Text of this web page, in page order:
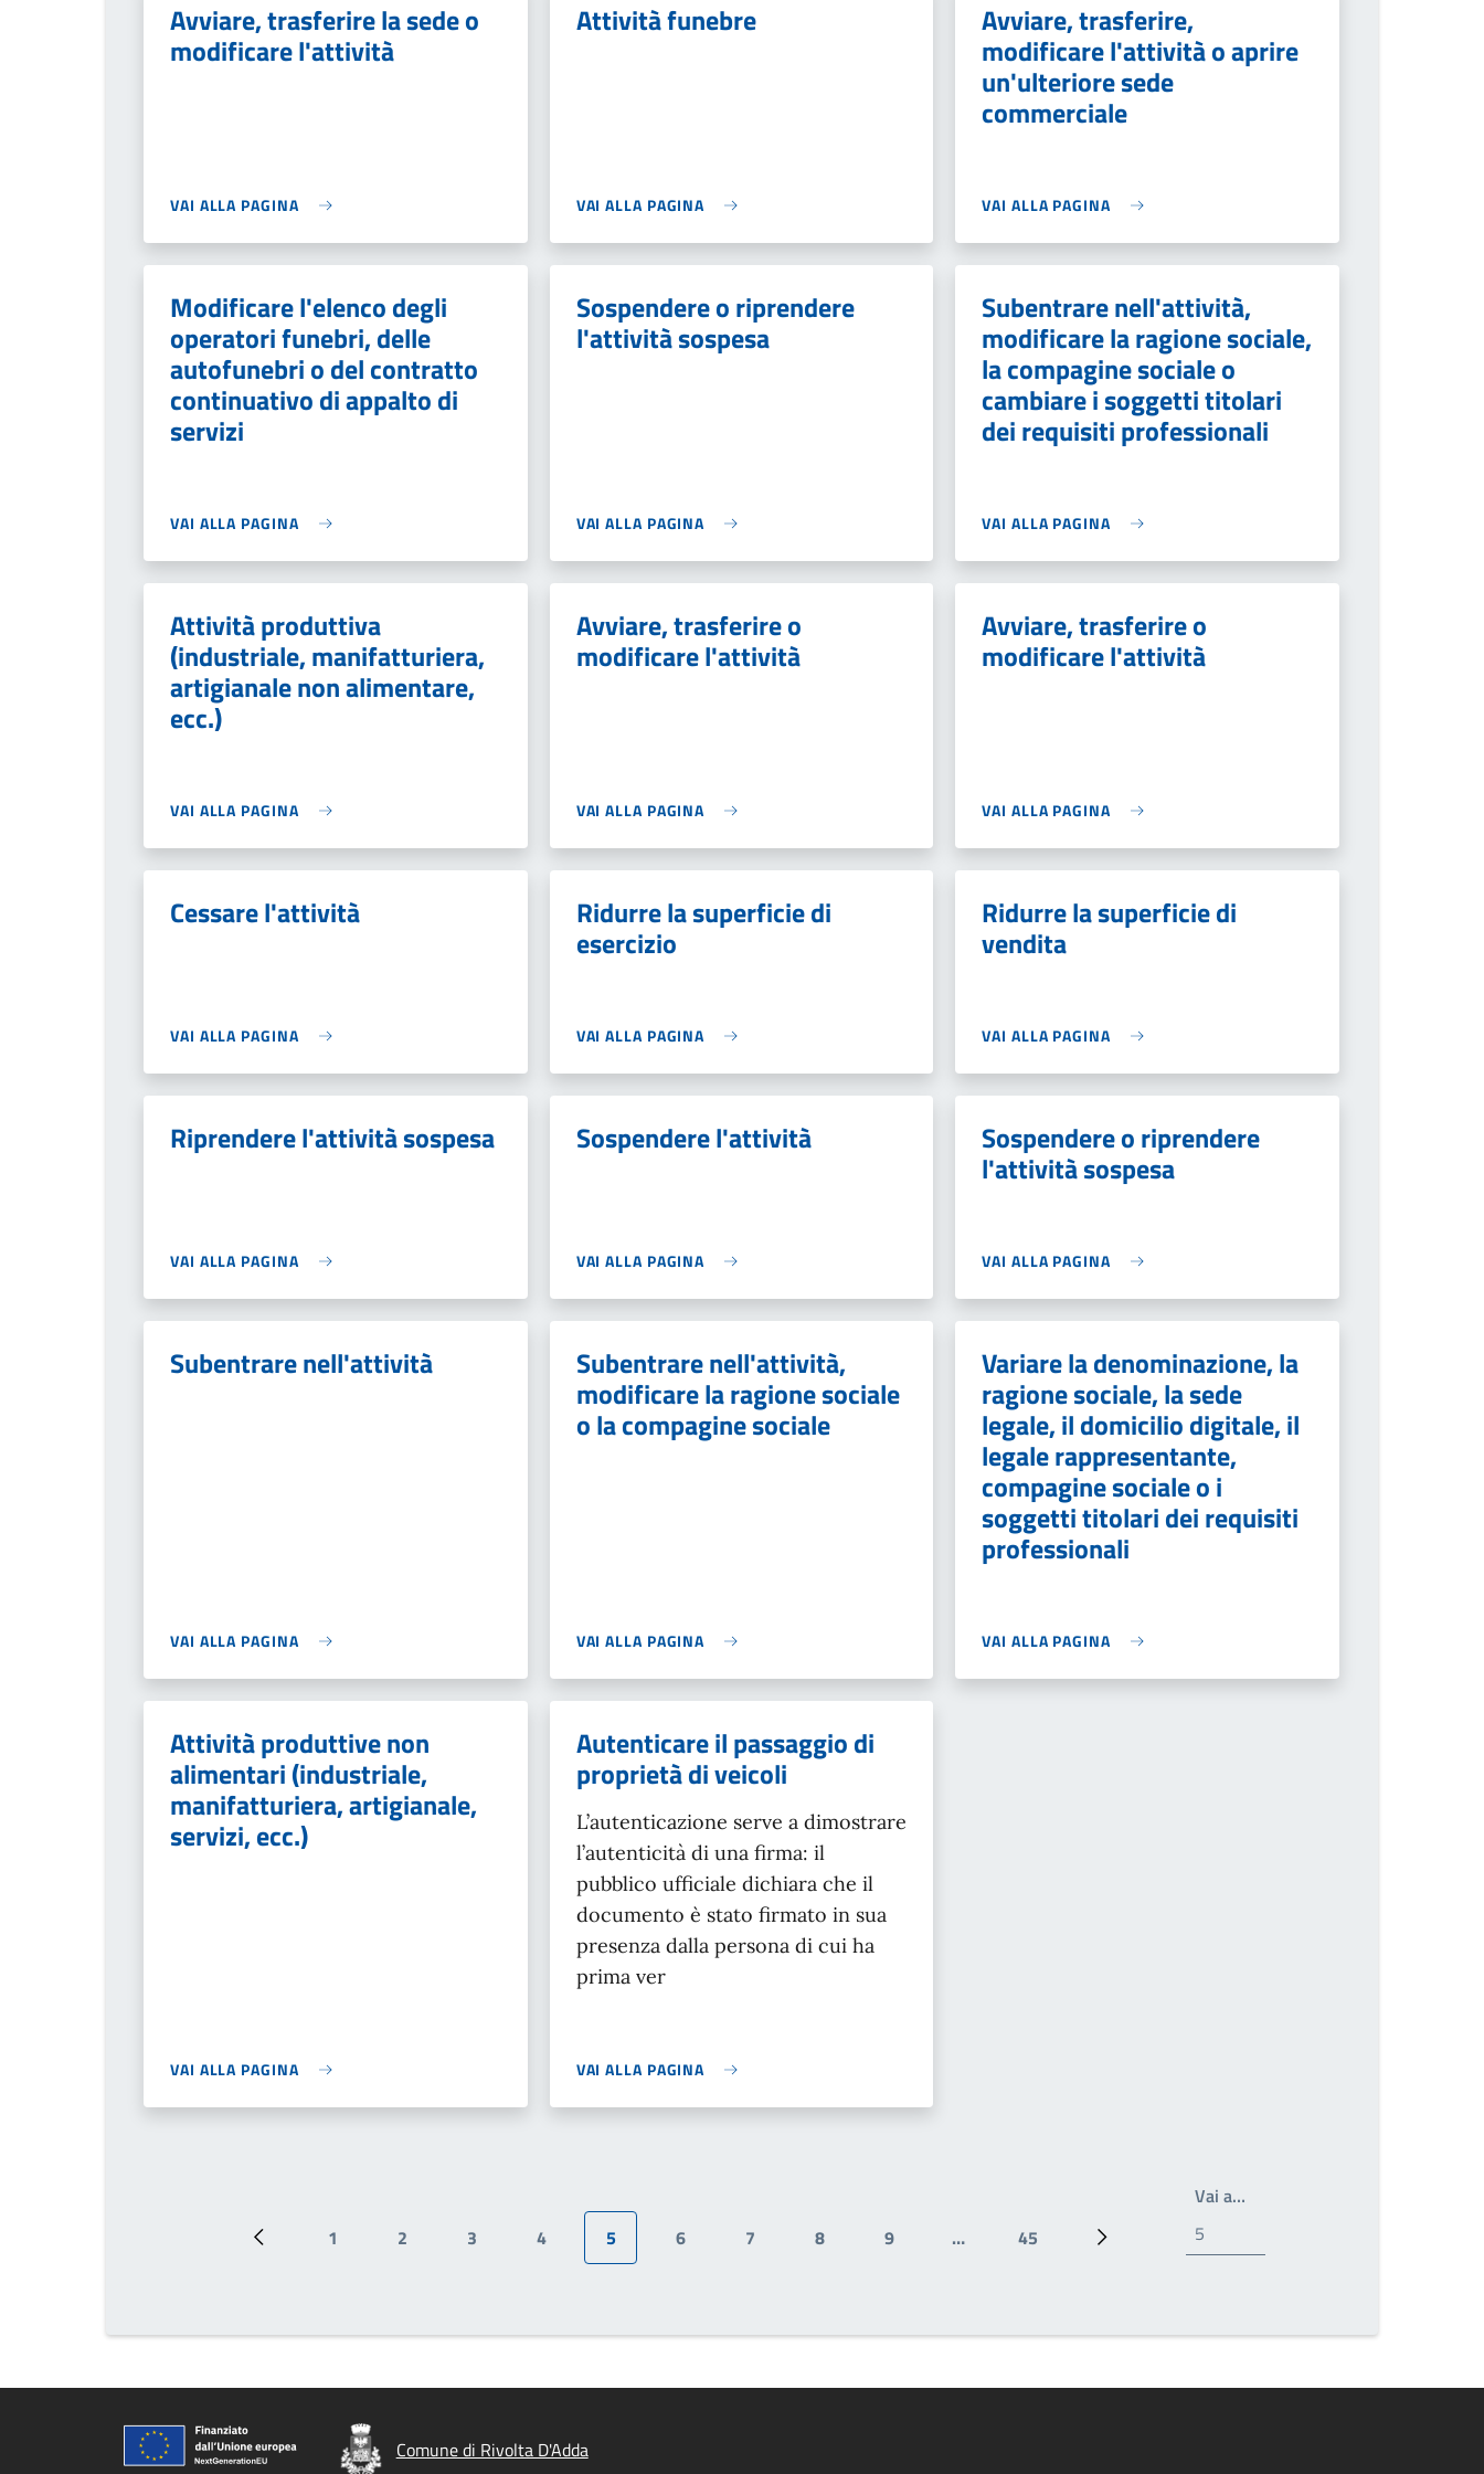
Avviare, trasferire la sede o
modificare l'attività
VAI ALLA PAGINA
Attività funebre
VAI ALLA PAGINA
Avviare, trasferire,
modificare l'attività o aprire
un'ulteriore sede
commerciale
VAI ALLA PAGINA
Modificare l'elenco degli
operatori funebri, delle
autofunebri o del contratto
continuativo di appalto di
servizi
VAI ALLA PAGINA
Sospendere o riprendere
l'attività sospesa
VAI ALLA PAGINA
Subentrare nell'attività,
modificare la ragione sociale,
la compagine sociale o
cambiare i soggetti titolari
dei requisiti professionali
VAI ALLA PAGINA
Attività produttiva
(industriale, manifatturiera,
artigianale non alimentare,
ecc.)
VAI ALLA PAGINA
Avviare, trasferire o
modificare l'attività
VAI ALLA PAGINA
Avviare, trasferire o
modificare l'attività
VAI ALLA PAGINA
Cessare l'attività
VAI ALLA PAGINA
Ridurre la superficie di
esercizio
VAI ALLA PAGINA
Ridurre la superficie di
vendita
VAI ALLA PAGINA
Riprendere l'attività sospesa
VAI ALLA PAGINA
Sospendere l'attività
VAI ALLA PAGINA
Sospendere o riprendere
l'attività sospesa
VAI ALLA PAGINA
Subentrare nell'attività
VAI ALLA PAGINA
Subentrare nell'attività,
modificare la ragione sociale
o la compagine sociale
VAI ALLA PAGINA
Variare la denominazione, la
ragione sociale, la sede
legale, il domicilio digitale, il
legale rappresentante,
compagine sociale o i
soggetti titolari dei requisiti
professionali
VAI ALLA PAGINA
Attività produttive non
alimentari (industriale,
manifatturiera, artigianale,
servizi, ecc.)
VAI ALLA PAGINA
Autenticare il passaggio di
proprietà di veicoli
L’autenticazione serve a dimostrare
l’autenticità di una firma: il
pubblico ufficiale dichiara che il
documento è stato firmato in sua
presenza dalla persona di cui ha
prima ver
VAI ALLA PAGINA
Pagina precedente
Pagina
1
Pagina
2
Pagina
3
Pagina
4
Pagina attuale
5
Pagina
6
Pagina
7
Pagina
8
Pagina
9 …
Ultima pagina
45
Prossima pagina
Vai a…
Comune di Rivolta D'Adda